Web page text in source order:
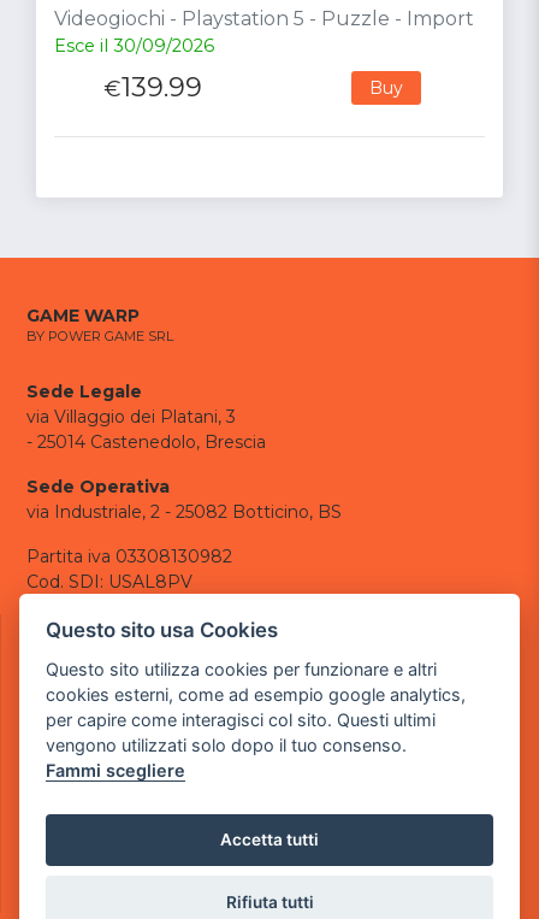
Videogiochi - Playstation 5 - Puzzle - Import
Esce il 30/09/2026
€139.99 Buy
GAME WARP
BY POWER GAME SRL
Sede Legale
via Villaggio dei Platani, 3
- 25014 Castenedolo, Brescia
Sede Operativa
via Industriale, 2 - 25082 Botticino, BS
Partita iva 03308130982
Cod. SDI: USAL8PV
CONTATTI
tel.: +39 030 376 2377
tel.: +39 030 336 6259
pec:powergamesrl@legalmail.it
LINK UTILI
Informazioni generali
Questo sito usa Cookies
Questo sito utilizza cookies per funzionare e altri
cookies esterni, come ad esempio google analytics,
per capire come interagisci col sito. Questi ultimi
vengono utilizzati solo dopo il tuo consenso.
Fammi scegliere
Accetta tutti
Rifiuta tutti